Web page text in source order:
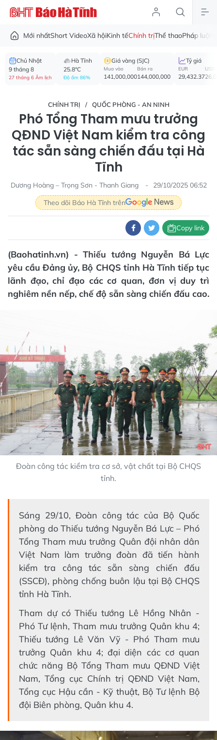
Mới nhấtShort VideoXã hộiKinh tếChính trịThể thaoPháp luật
Chủ Nhật
9 tháng 8
27 tháng 6 Âm lịch
Hà Tĩnh
25.8°C
Độ ẩm 86%
Giá vàng (SJC)
Mua vào
141,000,000
Bán ra
144,000,000
Tỷ giá
EUR
29,432.37
USD
CHÍNH TRỊ QUỐC PHÒNG - AN NINH
Phó Tổng Tham mưu trưởng
QĐND Việt Nam kiểm tra công
tác sẵn sàng chiến đấu tại Hà
Tĩnh
Dương Hoàng – Trọng Sơn - Thanh Giang
29/10/2025 06:52
Theo dõi Báo Hà Tĩnh trên
Copy link
(Baohatinh.vn) - Thiếu tướng Nguyễn Bá Lực
yêu cầu Đảng ủy, Bộ CHQS tỉnh Hà Tĩnh tiếp tục
lãnh đạo, chỉ đạo các cơ quan, đơn vị duy trì
nghiêm nền nếp, chế độ sẵn sàng chiến đấu cao.
Đoàn công tác kiểm tra cơ sở, vật chất tại Bộ CHQS
tỉnh.
Sáng 29/10, Đoàn công tác của Bộ Quốc
phòng do Thiếu tướng Nguyễn Bá Lực – Phó
Tổng Tham mưu trưởng Quân đội nhân dân
Việt Nam làm trưởng đoàn đã tiến hành
kiểm tra công tác sẵn sàng chiến đấu
(SSCĐ), phòng chống buôn lậu tại Bộ CHQS
tỉnh Hà Tĩnh.
Tham dự có Thiếu tướng Lê Hồng Nhân -
Phó Tư lệnh, Tham mưu trưởng Quân khu 4;
Thiếu tướng Lê Văn Vỹ - Phó Tham mưu
trưởng Quân khu 4; đại diện các cơ quan
chức năng Bộ Tổng Tham mưu QĐND Việt
Nam, Tổng cục Chính trị QĐND Việt Nam,
Tổng cục Hậu cần - Kỹ thuật, Bộ Tư lệnh Bộ
đội Biên phòng, Quân khu 4.